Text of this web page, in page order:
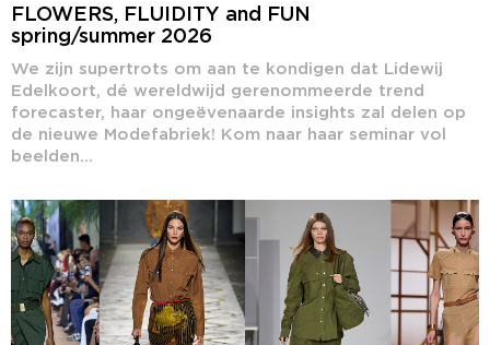
FLOWERS, FLUIDITY and FUN
spring/summer 2026
We zijn supertrots om aan te kondigen dat Lidewij
Edelkoort, dé wereldwijd gerenommeerde trend
forecaster, haar ongeëvenaarde insights zal delen op
de nieuwe Modefabriek! Kom naar haar seminar vol
beelden...